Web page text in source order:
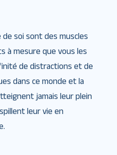
soi sont des muscles
à mesure que vous les
de distractions et de
dans ce monde et la
jamais leur plein
leur vie en